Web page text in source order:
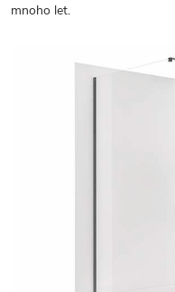
mnoho let.